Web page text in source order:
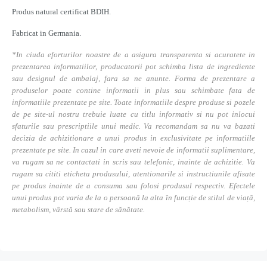
Produs natural certificat BDIH.
Fabricat in Germania.
*In ciuda eforturilor noastre de a asigura transparenta si acuratete in
prezentarea informatiilor, producatorii pot schimba lista de ingrediente
sau designul de ambalaj, fara sa ne anunte. Forma de prezentare a
produselor poate contine informatii in plus sau schimbate fata de
informatiile prezentate pe site. Toate informatiile despre produse si pozele
de pe site-ul nostru trebuie luate cu titlu informativ si nu pot inlocui
sfaturile sau prescriptiile unui medic. Va recomandam sa nu va bazati
decizia de achizitionare a unui produs in exclusivitate pe informatiile
prezentate pe site. In cazul in care aveti nevoie de informatii suplimentare,
va rugam sa ne contactati in scris sau telefonic, inainte de achizitie. Va
rugam sa cititi eticheta produsului, atentionarile si instructiunile afisate
pe produs inainte de a consuma sau folosi produsul respectiv. Efectele
unui produs pot varia de la o persoană la alta în funcție de stilul de viață,
metabolism, vârstă sau stare de sănătate.